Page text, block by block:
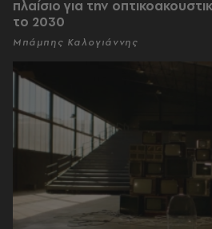
πλαίσιο για την
το 2030
Μπάμπης Καλογιάννης